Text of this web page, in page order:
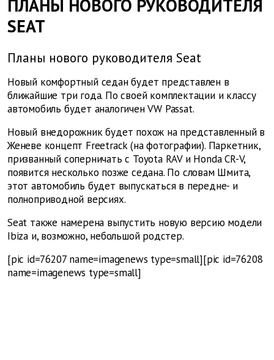
ПЛАНЫ НОВОГО РУКОВОДИТЕЛЯ
SEAT
Планы нового руководителя Seat
Новый комфортный седан будет представлен в
ближайшие три года. По своей комплектации и классу
автомобиль будет аналогичен VW Passat.
Новый внедорожник будет похож на представленный в
Женеве концепт Freetrack (на фотографии). Паркетник,
призванный соперничать с Toyota RAV и Honda CR-V,
появится несколько позже седана. По словам Шмита,
этот автомобиль будет выпускаться в передне- и
полноприводной версиях.
Seat также намерена выпустить новую версию модели
Ibiza и, возможно, небольшой родстер.
[pic id=76207 name=imagenews type=small][pic id=76208
name=imagenews type=small]